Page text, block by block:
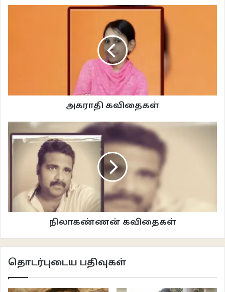
அகராதி கவிதைகள்
நிலாகண்ணன் கவிதைகள்
தொடர்புடைய பதிவுகள்